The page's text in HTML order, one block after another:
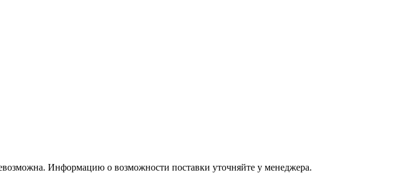
Информацию о возможности поставки уточняйте у менеджера.